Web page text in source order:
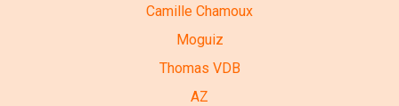
Camille Chamoux
Moguiz
Thomas VDB
AZ